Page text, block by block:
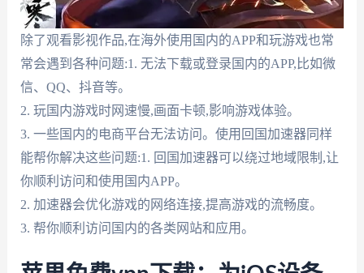
除了观看影视作品,在海外使用国内的APP和玩游戏也常
常会遇到各种问题:1. 无法下载或登录国内的APP,比如微
信、QQ、抖音等。
2. 玩国内游戏时网速慢,画面卡顿,影响游戏体验。
3. 一些国内的电商平台无法访问。使用回国加速器同样
能帮你解决这些问题:1. 回国加速器可以绕过地域限制,让
你顺利访问和使用国内APP。
2. 加速器会优化游戏的网络连接,提高游戏的流畅度。
3. 帮你顺利访问国内的各类网站和应用。